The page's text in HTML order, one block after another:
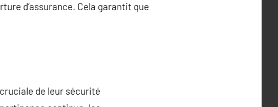
d’assurance. Cela garantit que
de leur sécurité